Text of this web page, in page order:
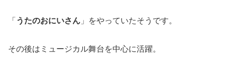
「 うたのおにいさん 」をやっていたそうです。
その後はミュージカル舞台を中心に活躍。